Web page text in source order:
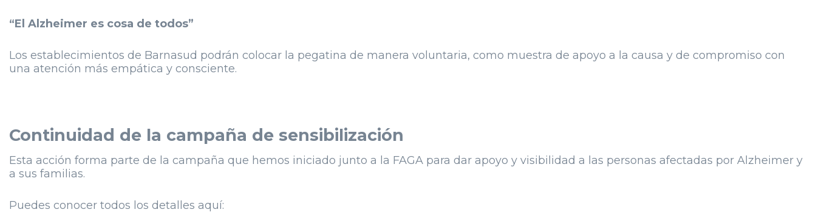
“El Alzheimer es cosa de todos”
Los establecimientos de Barnasud podrán colocar la pegatina de manera voluntaria, como muestra de apoyo a la causa y de compromiso con
una atención más empática y consciente.
Continuidad de la campaña de sensibilización
Esta acción forma parte de la campaña que hemos iniciado junto a la FAGA para dar apoyo y visibilidad a las personas afectadas por Alzheimer y
a sus familias.
Puedes conocer todos los detalles aquí: